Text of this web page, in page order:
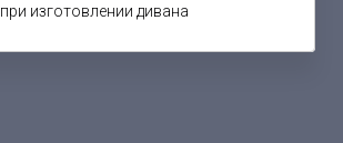
при изготовлении дивана